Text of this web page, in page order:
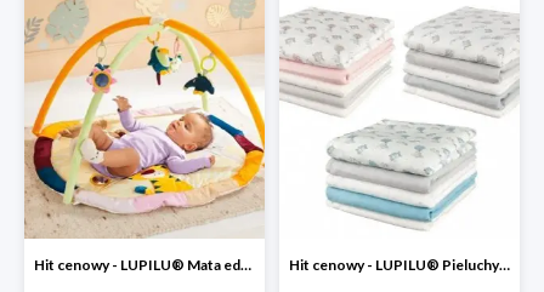
Hit cenowy - LUPILU® Mata edukacyjna dla niemowląt, 1 sztuka Hit cenowy - LUPILU® Pieluchy tetrowe 80x80 cm, z biobawełny, 5 sztuk